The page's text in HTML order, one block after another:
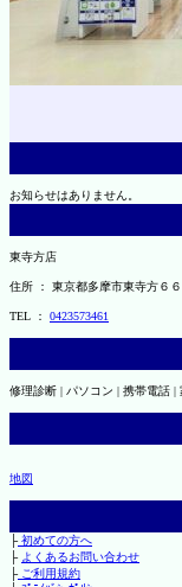
お知らせはありません。
東寺方店
住所 ： 東京都多摩市東寺方６
TEL ： 0423573461
修理診断 | パソコン | 携帯電話 |
地図
├初めての方へ
├ よくあるお問い合わせ
├ご利用規約